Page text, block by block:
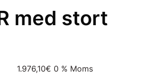
med stort
1.976,10€ 0 % Moms